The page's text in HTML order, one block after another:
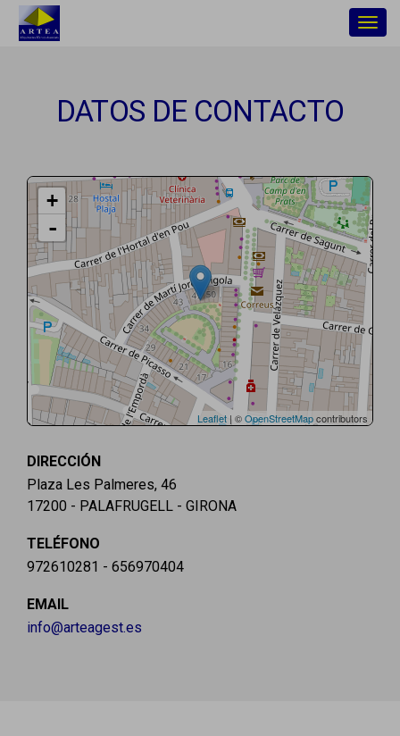
DATOS DE CONTACTO
+
-
Leaflet | ©OpenStreetMapcontributors
DIRECCIÓN
Plaza Les Palmeres, 46
17200 - PALAFRUGELL - GIRONA
TELÉFONO
972610281 - 656970404
EMAIL
info@arteagest.es